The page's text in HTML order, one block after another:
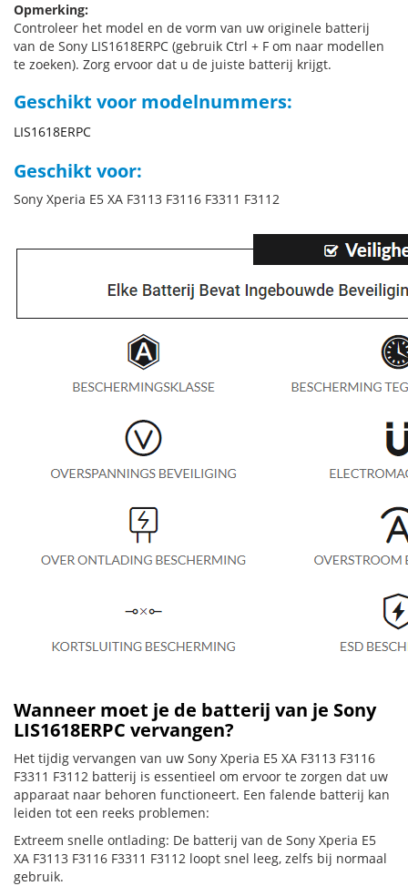
Opmerking:
Controleer het model en de vorm van uw originele batterij
van de Sony LIS1618ERPC (gebruik Ctrl + F om naar modellen
te zoeken). Zorg ervoor dat u de juiste batterij krijgt.
Geschikt voor modelnummers:
LIS1618ERPC
Geschikt voor:
Sony Xperia E5 XA F3113 F3116 F3311 F3112
Wanneer moet je de batterij van je Sony
LIS1618ERPC vervangen?
Het tijdig vervangen van uw Sony Xperia E5 XA F3113 F3116
F3311 F3112 batterij is essentieel om ervoor te zorgen dat uw
apparaat naar behoren functioneert. Een falende batterij kan
leiden tot een reeks problemen:
Extreem snelle ontlading: De batterij van de Sony Xperia E5
XA F3113 F3116 F3311 F3112 loopt snel leeg, zelfs bij normaal
gebruik.